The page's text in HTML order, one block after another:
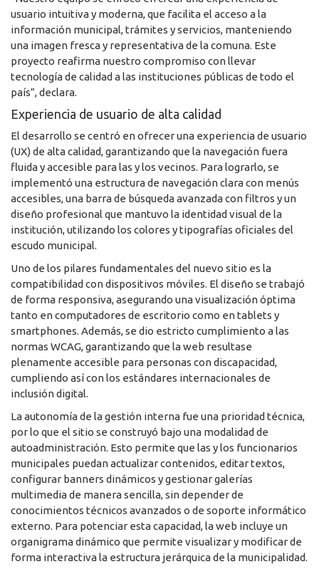
usuario intuitiva y moderna, que facilita el acceso a la
información municipal, trámites y servicios, manteniendo
una imagen fresca y representativa de la comuna. Este
proyecto reafirma nuestro compromiso con llevar
tecnología de calidad a las instituciones públicas de todo el
país”, declara.
Experiencia de usuario de alta calidad
El desarrollo se centró en ofrecer una experiencia de usuario
(UX) de alta calidad, garantizando que la navegación fuera
fluida y accesible para las y los vecinos. Para lograrlo, se
implementó una estructura de navegación clara con menús
accesibles, una barra de búsqueda avanzada con filtros y un
diseño profesional que mantuvo la identidad visual de la
institución, utilizando los colores y tipografías oficiales del
escudo municipal.
Uno de los pilares fundamentales del nuevo sitio es la
compatibilidad con dispositivos móviles. El diseño se trabajó
de forma responsiva, asegurando una visualización óptima
tanto en computadores de escritorio como en tablets y
smartphones. Además, se dio estricto cumplimiento a las
normas WCAG, garantizando que la web resultase
plenamente accesible para personas con discapacidad,
cumpliendo así con los estándares internacionales de
inclusión digital.
La autonomía de la gestión interna fue una prioridad técnica,
por lo que el sitio se construyó bajo una modalidad de
autoadministración. Esto permite que las y los funcionarios
municipales puedan actualizar contenidos, editar textos,
configurar banners dinámicos y gestionar galerías
multimedia de manera sencilla, sin depender de
conocimientos técnicos avanzados o de soporte informático
externo. Para potenciar esta capacidad, la web incluye un
organigrama dinámico que permite visualizar y modificar de
forma interactiva la estructura jerárquica de la municipalidad.